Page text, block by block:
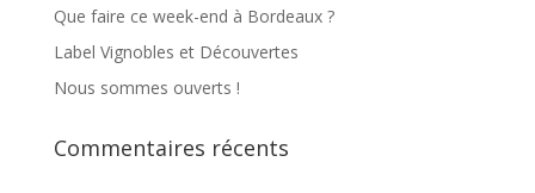
Que faire ce week-end à Bordeaux ?
Label Vignobles et Découvertes
Nous sommes ouverts !
Commentaires récents